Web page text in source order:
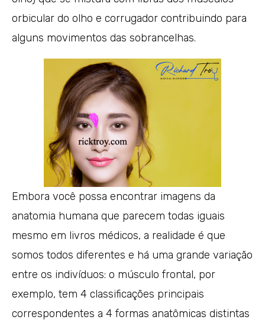
orbicular do olho e corrugador contribuindo para
alguns movimentos das sobrancelhas.
Embora você possa encontrar imagens da
anatomia humana que parecem todas iguais
mesmo em livros médicos, a realidade é que
somos todos diferentes e há uma grande variação
entre os indivíduos: o músculo frontal, por
exemplo, tem 4 classificações principais
correspondentes a 4 formas anatômicas distintas